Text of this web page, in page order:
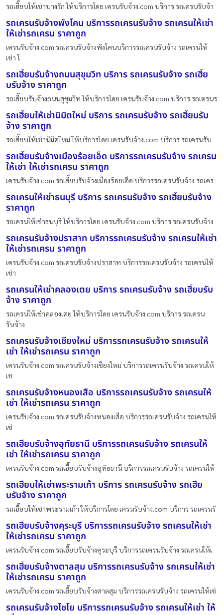
รถเฮี๊ยบให้เช่าบางรัก ให้บริการโดย เครนรับจ้าง.com บริการ รถเครนรับจ้า
รถเครนรับจ้างพังโคน บริการรถเครนรับจ้าง รถเครนให้เช่า
ให้เช่ารถเครน ราคาถูก
เครนรับจ้าง.com รถเครนรับจ้างพังโคนบริการรถเครนรับจ้าง รถเครนให้
เช่า ใ
รถเฮี๊ยบรับจ้างถนนสุขุมวิท บริการ รถเครนรับจ้าง รถเฮี๊ย
บรับจ้าง ราคาถูก
รถเฮี๊ยบรับจ้างถนนสุขุมวิท ให้บริการโดย เครนรับจ้าง.com บริการ รถเครนร
รถเฮี๊ยบให้เช่านิมิตใหม่ บริการ รถเครนรับจ้าง รถเฮี๊ยบรับ
จ้าง ราคาถูก
รถเฮี๊ยบให้เช่านิมิตใหม่ ให้บริการโดย เครนรับจ้าง.com บริการ รถเครนรับ
รถเฮี๊ยบรับจ้างเมืองร้อยเอ็ด บริการรถเครนรับจ้าง รถเครน
ให้เช่า ให้เช่ารถเครน ราคาถูก
เครนรับจ้าง.com รถเฮี๊ยบรับจ้างเมืองร้อยเอ็ด บริการรถเครนรับจ้าง รถเคร
รถเครนให้เช่าธนบุรี บริการ รถเครนรับจ้าง รถเฮี๊ยบรับจ้าง
ราคาถูก
รถเครนให้เช่าธนบุรี ให้บริการโดย เครนรับจ้าง.com บริการ รถเครนรับจ้าง
รถเครนรับจ้างปราสาท บริการรถเครนรับจ้าง รถเครนให้เช่า
ให้เช่ารถเครน ราคาถูก
เครนรับจ้าง.com รถเครนรับจ้างปราสาท บริการรถเครนรับจ้าง รถเครนให้
เช่า
รถเครนให้เช่าคลองเตย บริการ รถเครนรับจ้าง รถเฮี๊ยบรับ
จ้าง ราคาถูก
รถเครนให้เช่าคลองเตย ให้บริการโดย เครนรับจ้าง.com บริการ รถเครน
รับจ้าง
รถเครนรับจ้างเชียงใหม่ บริการรถเครนรับจ้าง รถเครนให้
เช่า ให้เช่ารถเครน ราคาถูก
เครนรับจ้าง.com รถเครนรับจ้างเชียงใหม่ บริการรถเครนรับจ้าง รถเครนให้
เช
รถเครนรับจ้างหนองเสือ บริการรถเครนรับจ้าง รถเครนให้
เช่า ให้เช่ารถเครน ราคาถูก
เครนรับจ้าง.com รถเครนรับจ้างหนองเสือ บริการรถเครนรับจ้าง รถเครนให้
เช่
รถเฮี๊ยบรับจ้างอุทัยธานี บริการรถเครนรับจ้าง รถเครนให้
เช่า ให้เช่ารถเครน ราคาถูก
เครนรับจ้าง.com รถเฮี๊ยบรับจ้างอุทัยธานี บริการรถเครนรับจ้าง รถเครนให้
รถเฮี๊ยบให้เช่าพระรามเก้า บริการ รถเครนรับจ้าง รถเฮี๊ย
บรับจ้าง ราคาถูก
รถเฮี๊ยบให้เช่าพระรามเก้า ให้บริการโดย เครนรับจ้าง.com บริการ รถเครนรั
รถเฮี๊ยบรับจ้างคุระบุรี บริการรถเครนรับจ้าง รถเครนให้เช่า
ให้เช่ารถเครน ราคาถูก
เครนรับจ้าง.com รถเฮี๊ยบรับจ้างคุระบุรี บริการรถเครนรับจ้าง รถเครนให้เ
รถเฮี๊ยบรับจ้างตาลสุม บริการรถเครนรับจ้าง รถเครนให้เช่า
ให้เช่ารถเครน ราคาถูก
เครนรับจ้าง.com รถเฮี๊ยบรับจ้างตาลสุม บริการรถเครนรับจ้าง รถเครนให้เช่
รถเครนรับจ้างไชโย บริการรถเครนรับจ้าง รถเครนให้เช่า ให้